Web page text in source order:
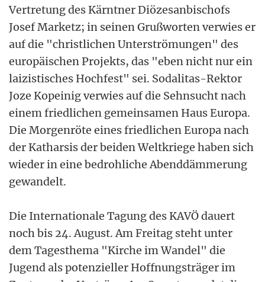
Vertretung des Kärntner Diözesanbischofs
Josef Marketz; in seinen Grußworten verwies er
auf die "christlichen Unterströmungen" des
europäischen Projekts, das "eben nicht nur ein
laizistisches Hochfest" sei. Sodalitas-Rektor
Joze Kopeinig verwies auf die Sehnsucht nach
einem friedlichen gemeinsamen Haus Europa.
Die Morgenröte eines friedlichen Europa nach
der Katharsis der beiden Weltkriege haben sich
wieder in eine bedrohliche Abenddämmerung
gewandelt.
Die Internationale Tagung des KAVÖ dauert
noch bis 24. August. Am Freitag steht unter
dem Tagesthema "Kirche im Wandel" die
Jugend als potenzieller Hoffnungsträger im